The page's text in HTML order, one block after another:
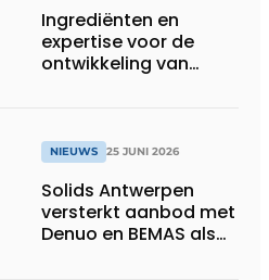
Ingrediënten en
expertise voor de
ontwikkeling van
NIEUWS 25 JUNI 2026
Solids Antwerpen
versterkt aanbod met
Denuo en BEMAS als